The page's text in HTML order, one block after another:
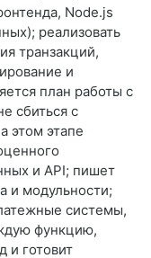
Node.js
реализовать
транзакций,
и
план работы с
сбиться с
этом этапе
и API; пишет
и модульности;
системы,
функцию,
и готовит